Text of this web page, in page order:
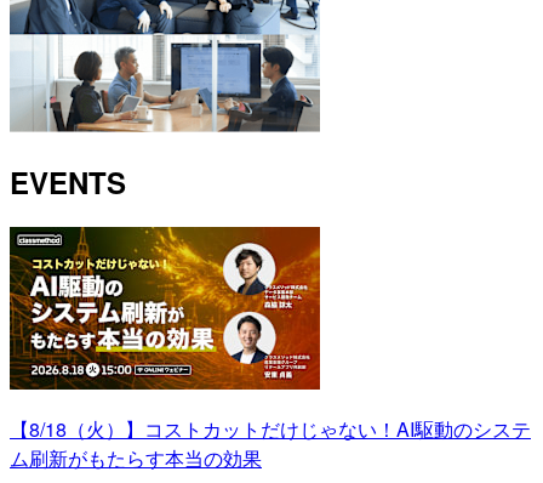
EVENTS
【8/18（火）】コストカットだけじゃない！AI駆動のシステ
ム刷新がもたらす本当の効果